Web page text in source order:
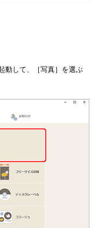
動して、［写真］を選ぶ